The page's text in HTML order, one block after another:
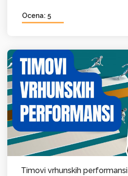
Ocena: 5
Timovi vrhunskih performansi